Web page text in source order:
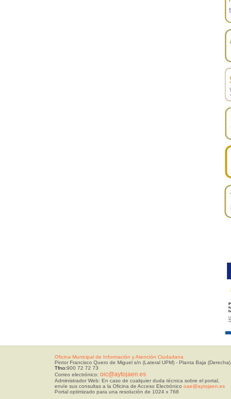
Oficina Municipal de Información y Atención Ciudadana
Pintor Francisco Quero de Miguel s/n (Lateral UPM) - Planta Baja (Derecha)
Tfno:900 72 72 73
Correo electrónico: oic@aytojaen.es
Administrador Web: En caso de cualquier duda técnica sobre el portal,
envíe sus consultas a la Oficina de Acceso Electrónico oae@aytojaen.es
Portal optimizado para una resolución de 1024 x 768